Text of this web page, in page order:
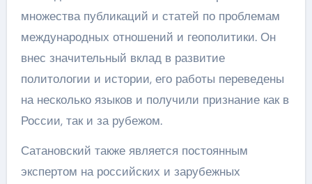
множества публикаций и статей по проблемам
международных отношений и геополитики. Он
внес значительный вклад в развитие
политологии и истории, его работы переведены
на несколько языков и получили признание как в
России, так и за рубежом.
Сатановский также является постоянным
экспертом на российских и зарубежных